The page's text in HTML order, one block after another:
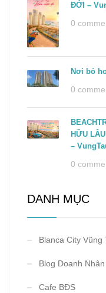
ĐỚI –
0
Nơi bỏ
0
HỮU
–
0
DANH MỤC
Blanca City Vũng
Blog Doanh Nhân
Cafe BĐS